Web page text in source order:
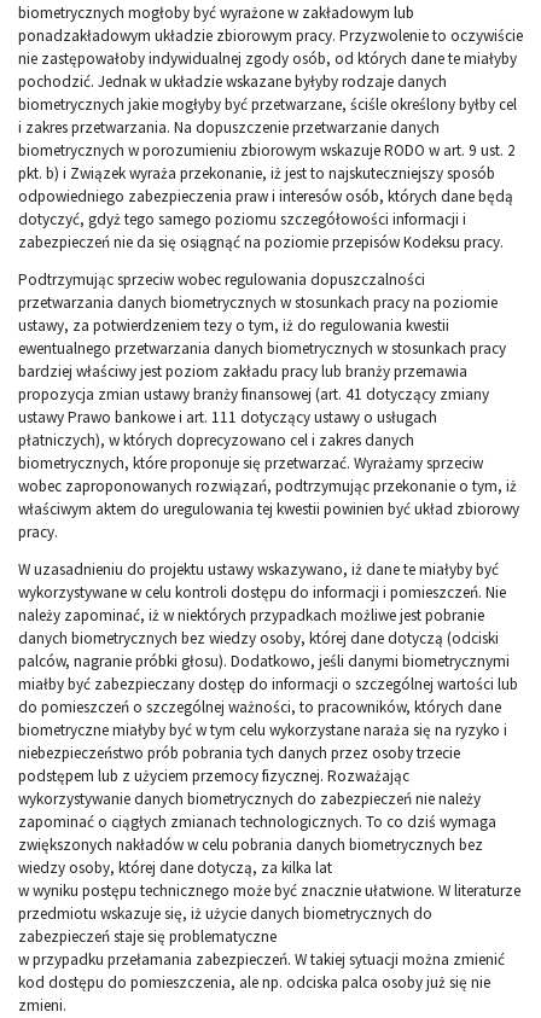
biometrycznych mogłoby być wyrażone w zakładowym lub
ponadzakładowym układzie zbiorowym pracy. Przyzwolenie to oczywiście
nie zastępowałoby indywidualnej zgody osób, od których dane te miałyby
pochodzić. Jednak w układzie wskazane byłyby rodzaje danych
biometrycznych jakie mogłyby być przetwarzane, ściśle określony byłby cel
i zakres przetwarzania. Na dopuszczenie przetwarzanie danych
biometrycznych w porozumieniu zbiorowym wskazuje RODO w art. 9 ust. 2
pkt. b) i Związek wyraża przekonanie, iż jest to najskuteczniejszy sposób
odpowiedniego zabezpieczenia praw i interesów osób, których dane będą
dotyczyć, gdyż tego samego poziomu szczegółowości informacji i
zabezpieczeń nie da się osiągnąć na poziomie przepisów Kodeksu pracy.
Podtrzymując sprzeciw wobec regulowania dopuszczalności
przetwarzania danych biometrycznych w stosunkach pracy na poziomie
ustawy, za potwierdzeniem tezy o tym, iż do regulowania kwestii
ewentualnego przetwarzania danych biometrycznych w stosunkach pracy
bardziej właściwy jest poziom zakładu pracy lub branży przemawia
propozycja zmian ustawy branży finansowej (art. 41 dotyczący zmiany
ustawy Prawo bankowe i art. 111 dotyczący ustawy o usługach
płatniczych), w których doprecyzowano cel i zakres danych
biometrycznych, które proponuje się przetwarzać. Wyrażamy sprzeciw
wobec zaproponowanych rozwiązań, podtrzymując przekonanie o tym, iż
właściwym aktem do uregulowania tej kwestii powinien być układ zbiorowy
pracy.
W uzasadnieniu do projektu ustawy wskazywano, iż dane te miałyby być
wykorzystywane w celu kontroli dostępu do informacji i pomieszczeń. Nie
należy zapominać, iż w niektórych przypadkach możliwe jest pobranie
danych biometrycznych bez wiedzy osoby, której dane dotyczą (odciski
palców, nagranie próbki głosu). Dodatkowo, jeśli danymi biometrycznymi
miałby być zabezpieczany dostęp do informacji o szczególnej wartości lub
do pomieszczeń o szczególnej ważności, to pracowników, których dane
biometryczne miałyby być w tym celu wykorzystane naraża się na ryzyko i
niebezpieczeństwo prób pobrania tych danych przez osoby trzecie
podstępem lub z użyciem przemocy fizycznej. Rozważając
wykorzystywanie danych biometrycznych do zabezpieczeń nie należy
zapominać o ciągłych zmianach technologicznych. To co dziś wymaga
zwiększonych nakładów w celu pobrania danych biometrycznych bez
wiedzy osoby, której dane dotyczą, za kilka lat
w wyniku postępu technicznego może być znacznie ułatwione. W literaturze
przedmiotu wskazuje się, iż użycie danych biometrycznych do
zabezpieczeń staje się problematyczne
w przypadku przełamania zabezpieczeń. W takiej sytuacji można zmienić
kod dostępu do pomieszczenia, ale np. odciska palca osoby już się nie
zmieni.